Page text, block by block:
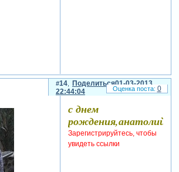
Поделиться
14
01-03-2013
22:44:04
с днем
рождения,анатолий!
Зарегистрируйтесь, чтобы
увидеть ссылки
0